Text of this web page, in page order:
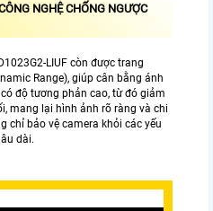
NGHỆ CHỐNG NGƯỢC
LIUF còn được trang
Range), giúp cân bằng ánh
độ tương phản cao, từ đó giảm
mang lại hình ảnh rõ ràng và chi
chỉ bảo vệ camera khỏi các yếu
dài.